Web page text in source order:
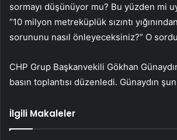
sormayı düşünüyor mu? Bu yüzden mi
“10 milyon metreküplük sızıntı
sorununu nasıl önleyeceksiniz?” O
CHP Grup Başkanvekili Gökhan
basın toplantısı düzenledi. Günaydın
İlgili Makaleler